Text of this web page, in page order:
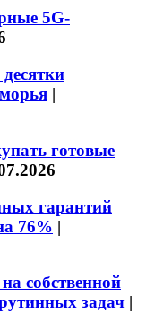
5G-
|
готовые
гарантий
76% |
собственной
задач |